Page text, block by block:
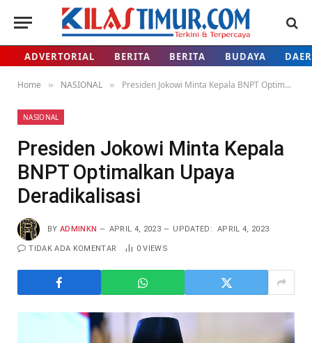
ADVERTORIAL BERITA BERITA BUDAYA
Home » NASIONAL » Presiden Jokowi Minta Kepala BNPT Optimalkan Upaya Deradikalisasi
NASIONAL
Presiden Jokowi Minta Kepala
BNPT Optimalkan Upaya
Deradikalisasi
BY ADMINKN APRIL 4, 2023 UPDATED: APRIL 4, 2023
TIDAK ADA KOMENTAR 0VIEWS